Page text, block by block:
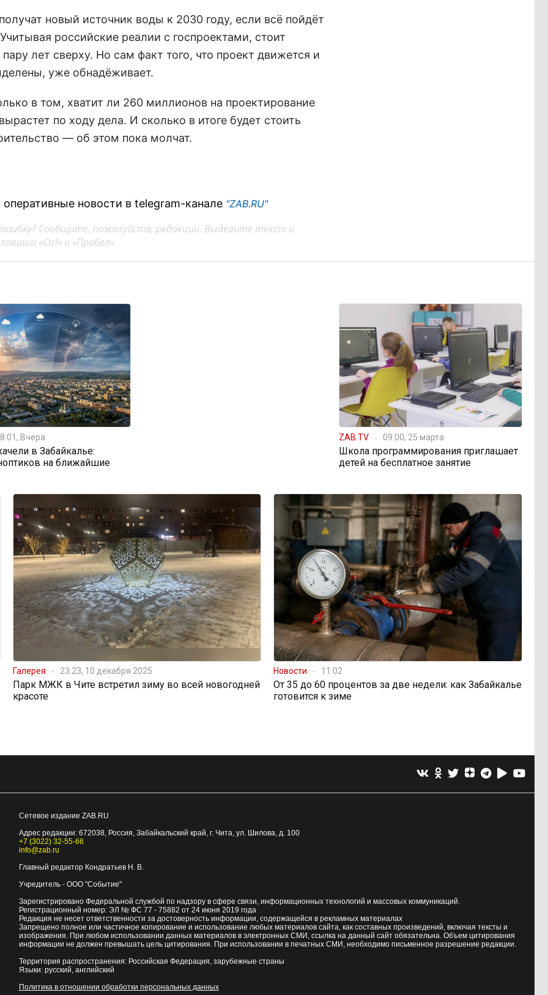
новый источник воды к 2030 году, если всё пойдёт
российские реалии с госпроектами, стоит
лет сверху. Но сам факт того, что проект движется и
уже обнадёживает.
в том, хватит ли 260 миллионов на проектирование
по ходу дела. И сколько в итоге будет стоить
— об этом пока молчат.
новости в telegram-канале "ZAB.RU"
Сообщите, пожалуйста, редакции. Выделите текст и
«Ctrl» и «Пробел»
Вчера
в Забайкалье:
на ближайшие
ZAB.TV 09:00, 25 марта
Школа программирования приглашает
детей на бесплатное занятие
Галерея 23:23, 10 декабря 2025
Парк МЖК в Чите встретил зиму во всей новогодней
красоте
Новости 11:02
От 35 до 60 процентов за две недели: как Забайкалье
готовится к зиме
Сетевое издание ZAB.RU
Адрес редакции: 672038, Россия, Забайкальский край, г. Чита, ул. Шилова, д. 100
+7 (3022) 32-55-66
info@zab.ru
Главный редактор Кондратьев Н. В.
Учредитель - ООО "Событие"
Зарегистрировано Федеральной службой по надзору в сфере связи, информационных технологий и массовых коммуникаций.
Регистрационный номер: ЭЛ № ФС 77 - 75882 от 24 июня 2019 года
Редакция не несет ответственности за достоверность информации, содержащейся в рекламных материалах
Запрещено полное или частичное копирование и использование любых материалов сайта, как составных произведений, включая тексты и
изображения. При любом использовании данных материалов в электронных СМИ, ссылка на данный сайт обязательна. Объем цитирования
информации не должен превышать цель цитирования. При использовании в печатных СМИ, необходимо письменное разрешение редакции.
Территория распространения: Российская Федерация, зарубежные страны
Языки: русский, английский
Политика в отношении обработки персональных данных